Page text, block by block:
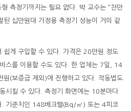
측정기까지는 필요 없다. 박 교수는 “천만
된 십만원대 가정용 측정기 성능이 거의 같
쉽게 구입할 수 있다. 가격은 20만원 정도
스를 이용할 수도 있다. 한 업체는 7일, 14
(보증금 제외)에 진행하고 있다. 작동법도
시킬 수 있다. 측정기 화면에는 10분마다
. 기준치인 148베크렐(Bq/㎥) 또는 4피코